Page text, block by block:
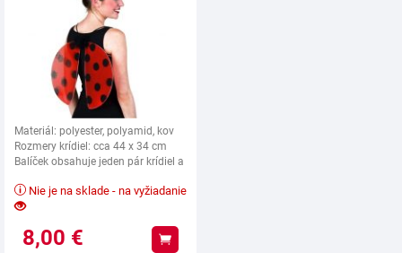
Materiál: polyester, polyamid, kov
Rozmery krídiel: cca 44 x 34 cm
Balíček obsahuje jeden pár krídiel a
Nie je na sklade - na vyžiadanie
8,00 € Kúpiť